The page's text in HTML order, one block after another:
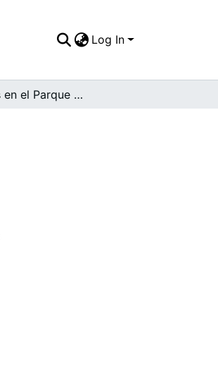
Log In
Maniobras en el Parque de Cayzedo